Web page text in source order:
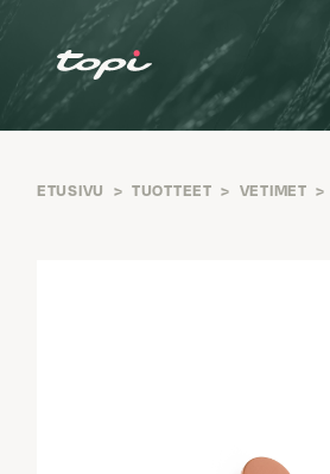
ETUSIVU > TUOTTEET > VETIMET >